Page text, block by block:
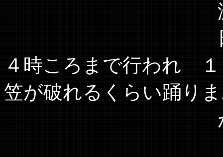
渡しを行い
日程は「道
４時ころまで行われ
笠が破れるくらい踊り
が行わ